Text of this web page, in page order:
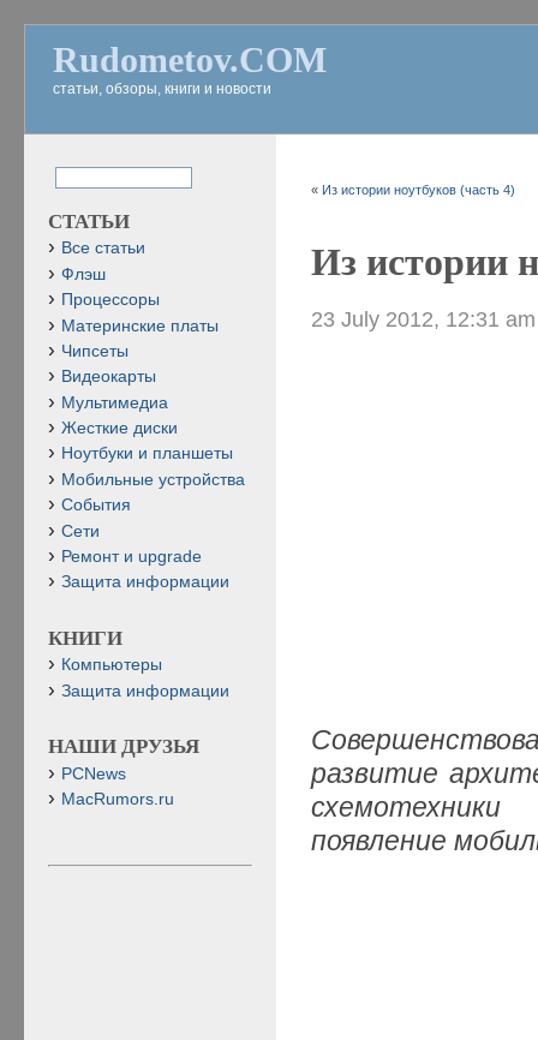
Rudometov.COM
статьи, обзоры, книги и новости
« Из истории ноутбуков (часть 4)
Из истории
23 July 2012, 12:31 am
развитие
появление
СТАТЬИ
Все статьи
Флэш
Процессоры
Материнские платы
Чипсеты
Видеокарты
Мультимедиа
Жесткие диски
Ноутбуки и планшеты
Мобильные устройства
События
Сети
Ремонт и upgrade
Защита информации
КНИГИ
Компьютеры
Защита информации
НАШИ ДРУЗЬЯ
PCNews
MacRumors.ru